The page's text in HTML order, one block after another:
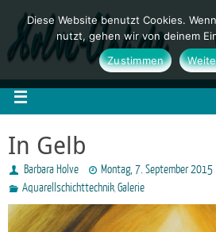
In Gelb
Barbara Holve
Montag, 7. September 2015
Aquarellschichttechnik ,Galerie
Diese Website benutzt Cookies.
nutzt, gehen wir von deinem
Zustimmen